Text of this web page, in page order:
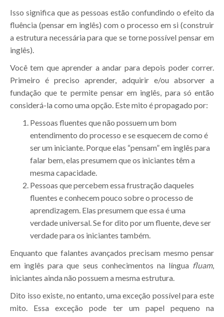
Isso significa que as pessoas estão confundindo o efeito da
fluência (pensar em inglês) com o processo em si (construir
a estrutura necessária para que se torne possível pensar em
inglês).
Você tem que aprender a andar para depois poder correr.
Primeiro é preciso aprender, adquirir e/ou absorver a
fundação que te permite pensar em inglês, para só então
considerá-la como uma opção. Este mito é propagado por:
Pessoas fluentes que não possuem um bom
entendimento do processo e se esquecem de como é
ser um iniciante. Porque elas “pensam” em inglês para
falar bem, elas presumem que os iniciantes têm a
mesma capacidade.
Pessoas que percebem essa frustração daqueles
fluentes e conhecem pouco sobre o processo de
aprendizagem. Elas presumem que essa é uma
verdade universal. Se for dito por um fluente, deve ser
verdade para os iniciantes também.
Enquanto que falantes avançados precisam mesmo pensar
em inglês para que seus conhecimentos na língua fluam,
iniciantes ainda não possuem a mesma estrutura.
Dito isso existe, no entanto, uma exceção possível para este
mito. Essa exceção pode ter um papel pequeno na